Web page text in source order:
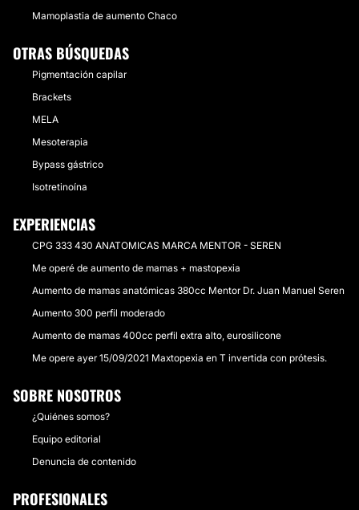
Mamoplastia de aumento Chaco
OTRAS BÚSQUEDAS
Pigmentación capilar
Brackets
MELA
Mesoterapia
Bypass gástrico
Isotretinoína
EXPERIENCIAS
CPG 333 430 ANATOMICAS MARCA MENTOR - SEREN
Me operé de aumento de mamas + mastopexia
Aumento de mamas anatómicas 380cc Mentor Dr. Juan Manuel Seren
Aumento 300 perfil moderado
Aumento de mamas 400cc perfil extra alto, eurosilicone
Me opere ayer 15/09/2021 Maxtopexia en T invertida con prótesis.
SOBRE NOSOTROS
¿Quiénes somos?
Equipo editorial
Denuncia de contenido
PROFESIONALES